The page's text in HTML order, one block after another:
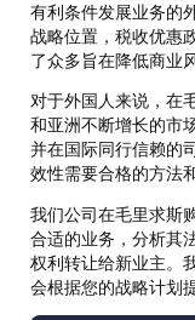
有利条件发展业务的
战略位置，税收优惠
了众多旨在降低商业
对于外国人来说，在
和亚洲不断增长的市
并在国际同行信赖的
效性需要合格的方法
我们公司在毛里求斯
合适的业务，分析其
权利转让给新业主。
会根据您的战略计划